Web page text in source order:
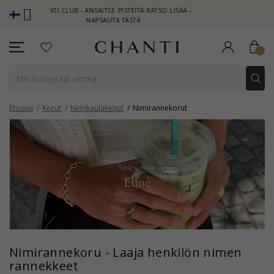
CLUB - ANSAITSE PISTEITÄ KATSO LISÄÄ -
NAPSAUTA TÄSTÄ
Etusivu Korut Nimikaulaketjut Nimirannekorut
Nimirannekoru - Laaja henkilön nimen
rannekkeet